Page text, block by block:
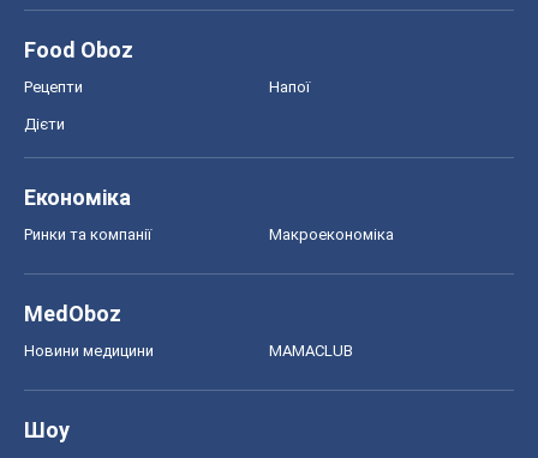
Food Oboz
Рецепти Напої
Дієти
Економіка
Ринки та компанії Макроекономіка
MedOboz
Новини медицини MAMACLUB
Шоу